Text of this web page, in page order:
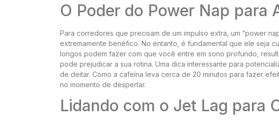
O Poder do Power Nap para
Para corredores que precisam de um impulso extra, um “power
extremamente benéfico. No entanto, é fundamental que ele seja
longos podem fazer com que você entre em sono profundo,
pode prejudicar a sua rotina. Uma dica interessante para
de deitar. Como a cafeína leva cerca de 20 minutos para fazer
no momento de despertar.
Lidando com o Jet Lag para